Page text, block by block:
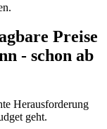
Preise
- schon ab
Herausforderung
geht.